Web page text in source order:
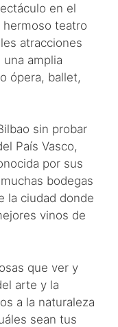
en el
hermoso teatro
atracciones
amplia
ópera, ballet,
sin probar
País Vasco,
por sus
bodegas
la ciudad donde
vinos de
que ver y
arte y la
a la naturaleza
sean tus